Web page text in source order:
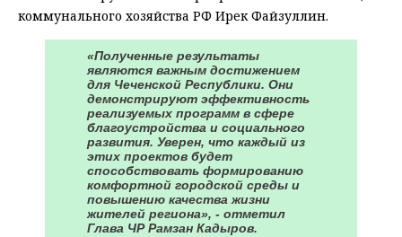
коммунального хозяйства РФ Ирек Файзуллин.
«Полученные результаты
являются важным достижением
для Чеченской Республики. Они
демонстрируют эффективность
реализуемых программ в сфере
благоустройства и социального
развития. Уверен, что каждый из
этих проектов будет
способствовать формированию
комфортной городской среды и
повышению качества жизни
жителей региона», - отметил
Глава ЧР Рамзан Кадыров.